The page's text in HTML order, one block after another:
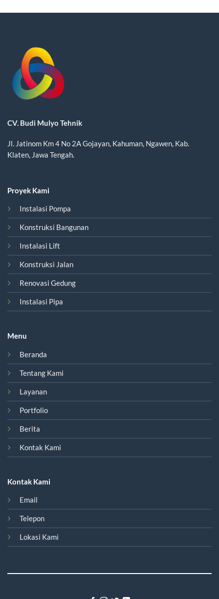
CV. Budi Mulyo Tehnik
Jl. Jatinom Km 4 No 2A Gojayan, Kahuman, Ngawen, Kab.
Klaten, Jawa Tengah.
Proyek Kami
Instalasi Pompa
Konstruksi Bangunan
Instalasi Lift
Konstruksi Jalan
Renovasi Gedung
Instalasi Pipa
Menu
Beranda
Tentang Kami
Layanan
Portfolio
Berita
Kontak Kami
Kontak Kami
Email
Telepon
Lokasi Kami